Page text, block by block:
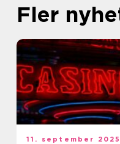
Fler
11. september 2025